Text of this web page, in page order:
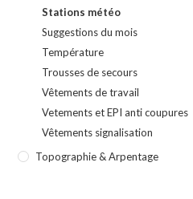
Stations météo
Suggestions du mois
Température
Trousses de secours
Vêtements de travail
Vetements et EPI anti coupures
Vêtements signalisation
Topographie & Arpentage